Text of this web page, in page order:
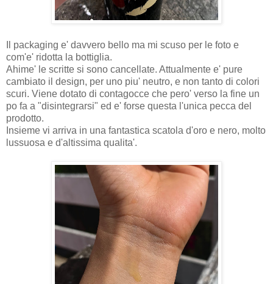
Il packaging e' davvero bello ma mi scuso per le foto e
com'e' ridotta la bottiglia.
Ahime' le scritte si sono cancellate. Attualmente e' pure
cambiato il design, per uno piu' neutro, e non tanto di colori
scuri. Viene dotato di contagocce che pero' verso la fine un
po fa a "disintegrarsi" ed e' forse questa l'unica pecca del
prodotto.
Insieme vi arriva in una fantastica scatola d'oro e nero, molto
lussuosa e d'altissima qualita'.